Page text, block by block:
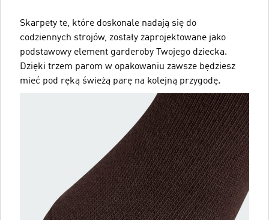
Skarpety te, które doskonale nadają się do
codziennych strojów, zostały zaprojektowane jako
podstawowy element garderoby Twojego dziecka.
Dzięki trzem parom w opakowaniu zawsze będziesz
mieć pod ręką świeżą parę na kolejną przygodę.